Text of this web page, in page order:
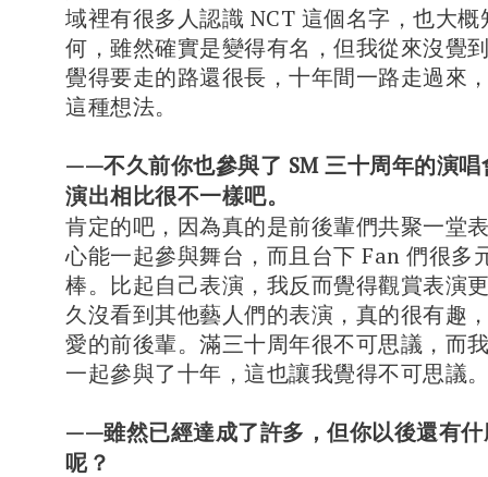
域裡有很多人認識 NCT 這個名字，也大
何，雖然確實是變得有名，但我從來沒覺
覺得要走的路還很長，十年間一路走過來
這種想法。
——不久前你也參與了 SM 三十周年的演唱
演出相比很不一樣吧。
肯定的吧，因為真的是前後輩們共聚一堂
心能一起參與舞台，而且台下 Fan 們很多
棒。比起自己表演，我反而覺得觀賞表演
久沒看到其他藝人們的表演，真的很有趣
愛的前後輩。滿三十周年很不可思議，而
一起參與了十年，這也讓我覺得不可思議
——雖然已經達成了許多，但你以後還有
呢？